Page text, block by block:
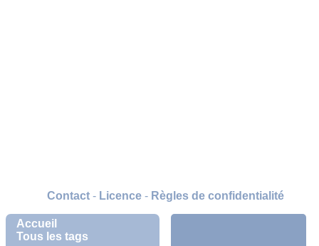
Accueil
Tous les tags
Contact- Licence- Règles de confidentialité